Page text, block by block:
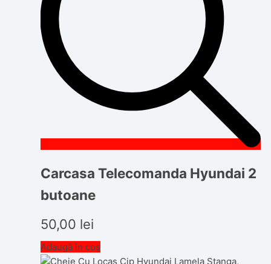
Carcasa Telecomanda Hyundai 2
butoane
50,00 lei
Adaugă în coș